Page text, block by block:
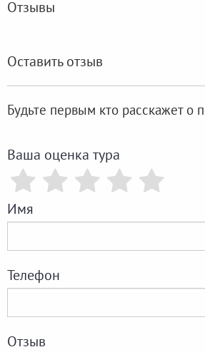
Отзывы
Оставить отзыв
Будьте первым кто расскажет о
Ваша оценка тура
Имя
Телефон
Отзыв